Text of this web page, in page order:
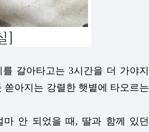
갈아타고는 3시간을 더 가야지
아지는 강렬한 햇볕에 타오르는
마 안 되었을 때, 딸과 함께 있던